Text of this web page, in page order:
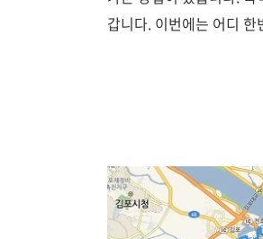
갑니다. 이번에는 어디